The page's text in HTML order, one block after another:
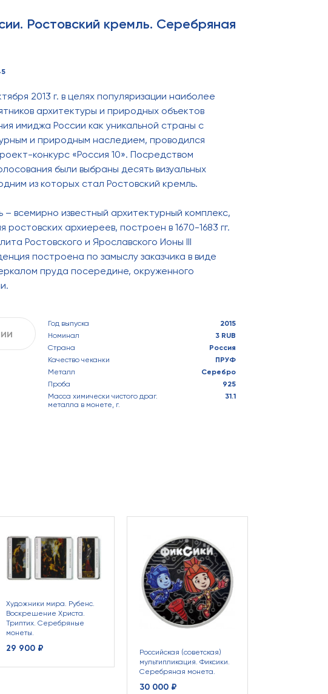
Ростовский кремль. Серебряная
2013 г. в целях популяризации наиболее
архитектуры и природных объектов
имиджа России как уникальной страны с
и природным наследием, проводился
конкурс «Россия 10». Посредством
были выбраны десять визуальных
из которых стал Ростовский кремль.
– всемирно известный архитектурный комплекс,
ростовских архиереев, построен в 1670-1683 гг.
Ростовского и Ярославского Ионы III
построена по замыслу заказчика в виде
пруда посередине, окруженного
Год выпуска
2015
Номинал
3 RUB
Страна
Россия
Качество чеканки
ПРУФ
Металл
Серебро
Проба
925
Масса химически чистого драг.
металла в монете, г.
31.1
Художники мира. Рубенс.
Воскрешение Христа.
Триптих. Серебряные
монеты.
29 900 ₽
Российская (советская)
мультипликация. Фиксики.
Серебряная монета.
30 000 ₽